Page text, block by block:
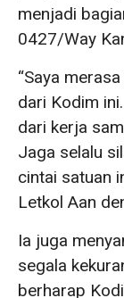
menjadi
0427/Way
“Saya
dari Kodim
dari kerja
Jaga selalu
cintai satuan
Letkol Aan
Ia juga
segala
berharap